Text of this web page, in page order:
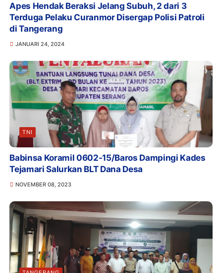
Apes Hendak Beraksi Jelang Subuh, 2 dari 3
Terduga Pelaku Curanmor Disergap Polisi Patroli
di Tangerang
JANUARI 24, 2024
TNI
Babinsa Koramil 0602-15/Baros Dampingi Kades
Tejamari Salurkan BLT Dana Desa
NOVEMBER 08, 2023